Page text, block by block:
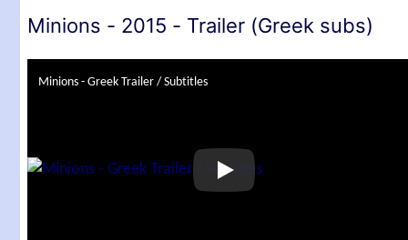
Minions - 2015 - Trailer (Greek subs)
Minions - Greek Trailer / Subtitles